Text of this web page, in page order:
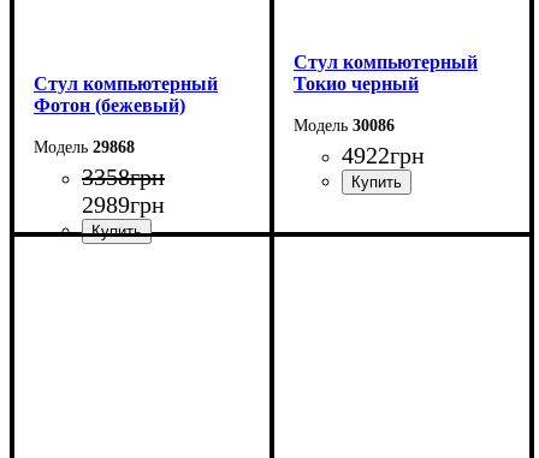
Стул компьютерный
Фотон (бежевый)
29868
3358грн
2989грн
Стул компьютерный
Токио черный
30086
4922грн